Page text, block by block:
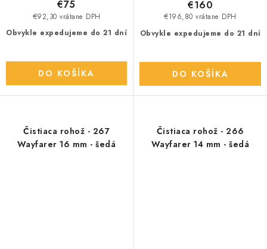
Obvykle expedujeme do 21 dní
€92,30 vrátane DPH
€75
DO KOŠÍKA
Obvykle expedujeme do 21 dní
€196,80 vrátane DPH
€160
DO KOŠÍKA
Čistiaca rohož - 267
Wayfarer 16 mm - šedá
Čistiaca rohož - 266
Wayfarer 14 mm - šedá